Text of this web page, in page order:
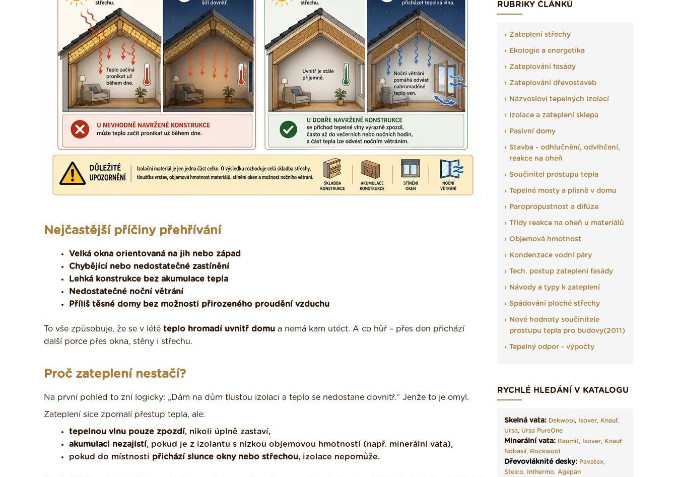
Nejčastější příčiny přehřívání
Velká okna orientovaná na jih nebo západ
Chybějící nebo nedostatečné zastínění
Lehká konstrukce bez akumulace tepla
Nedostatečné noční větrání
Příliš těsné domy bez možnosti přirozeného proudění vzduchu
To vše způsobuje, že se v létě teplo hromadí uvnitř domu a nemá kam utéct. A co hůř – přes den přichází
další porce přes okna, stěny i střechu.
Proč zateplení nestačí?
Na první pohled to zní logicky: „Dám na dům tlustou izolaci a teplo se nedostane dovnitř.“ Jenže to je omyl.
Zateplení sice zpomalí přestup tepla, ale:
tepelnou vlnu pouze zpozdí, nikoli úplně zastaví,
akumulaci nezajistí, pokud je z izolantu s nízkou objemovou hmotností (např. minerální vata),
pokud do místnosti přichází slunce okny nebo střechou, izolace nepomůže.
RUBRIKY ČLÁNKŮ
Zateplení střechy
Ekologie a energetika
Zateplování fasády
Zateplování dřevostaveb
Názvosloví tepelných izolací
Izolace a zateplení sklepa
Pasivní domy
Stavba - odhlučnění, odvlhčení,
reakce na oheň
Součinitel prostupu tepla
Tepelné mosty a plísně v domu
Paropropustnost a difúze
Třídy reakce na oheň u materiálů
Objemová hmotnost
Kondenzace vodní páry
Tech. postup zateplení fasády
Návody a typy k zateplení
Spádování ploché střechy
Nové hodnoty součinitele
prostupu tepla pro budovy(2011)
Tepelný odpor - výpočty
RYCHLÉ HLEDÁNÍ V KATALOGU
Skelná vata: Dekwool, Isover, Knauf,
Ursa, Ursa PureOne
Minerální vata: Baumit, Isover, Knauf
Nobasil, Rockwool
Dřevovláknité desky: Pavatex,
Steico, Inthermo, Agepan